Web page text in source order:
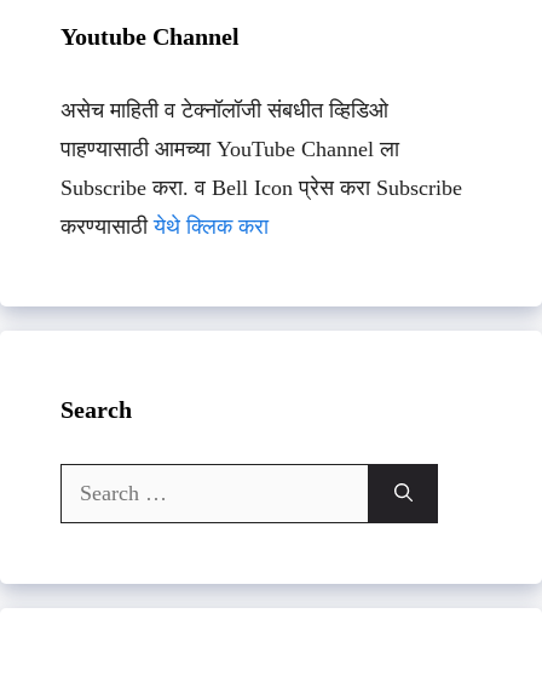
Youtube Channel
असेच माहिती व टेक्नॉलॉजी संबधीत व्हिडिओ
पाहण्यासाठी आमच्या YouTube Channel ला
Subscribe करा. व Bell Icon प्रेस करा Subscribe
करण्यासाठीयेथे क्लिक करा
Search
Search
for: